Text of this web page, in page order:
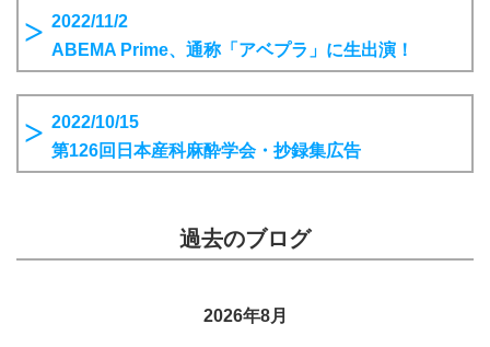
2022/11/2
ABEMA Prime、通称「アベプラ」に生出演！
2022/10/15
第126回日本産科麻酔学会・抄録集広告
過去のブログ
2026年8月